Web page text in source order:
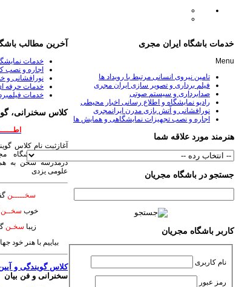
آخرین مطالب
خدمات
اجاره و نصب
نورافشانی و
خدمات حرفه
خدمات
کلاس سخنرانی،
آغازثبت نام کلاس
سخنرانی باشگاه
درمدرسه سخن به
علومی یزدی
سخـــــن
خوب سخــن
زیبا سخـن
بیاییم با هنر خود
کلاس گویندگی و
سخنرانی و فن بیان
خدمات باشگاه ایران مجری
Menu
تامین نیروی انسانی مرتبط با رویداد ها
فیلم برداری و تصویر سازی ایران مجری
صدابرداری و سیستم صوتی
رادیو نمایشگاه و اطلاع رسانی اخبار محیطی
نورافشانی و آتش بازی مدرن ایرانمجری
اجاره و نصب تجهیزات نمایشگاهی و همایش ها
هنرمند مورد علاقه شما
جستجو در باشگاه مجریان
کاربر باشگاه مجریان
نام کاربری
رمز عبور